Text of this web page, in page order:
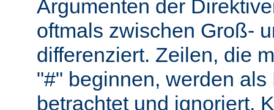
Argumenten der
oftmals zwischen Groß-
differenziert. Zeilen, die
"#" beginnen, werden als
betrachtet und ignoriert.